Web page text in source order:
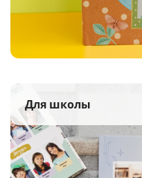
Для школы